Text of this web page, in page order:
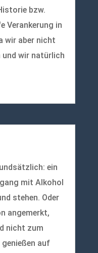
bzw.
Verankerung in
wir aber nicht
und wir natürlich
ein
mit Alkohol
stehen. Oder
angemerkt,
nicht zum
auf